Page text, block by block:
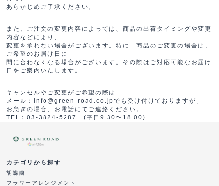
あらかじめご了承ください。
また、ご注文の変更内容によっては、商品の出荷タイミングや変更
内容などにより、
変更を承れない場合がございます。特に、商品のご変更の場合は、
ご希望のお届け日に
間に合わなくなる場合がございます。その際はご対応可能なお届け
日をご案内いたします。
キャンセルやご変更がご希望の際は
メール：info@green-road.co.jpでも受け付けておりますが、
お急ぎの場合、お電話にてご連絡ください。
TEL：03-3824-5287 (平日9:30〜18:00)
カテゴリから探す
胡蝶蘭
フラワーアレンジメント